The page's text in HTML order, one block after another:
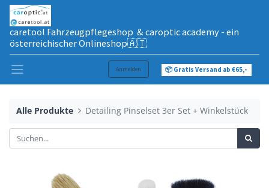
caretool Fahrzeugpflegeshop & caroptic academy - ein
österreichischer Onlineshop🇦🇹
Anmelden 📦 Gratis Versand ab €65,-
Alle Produkte Detailing Pinselset 3er Set + Winkelstück